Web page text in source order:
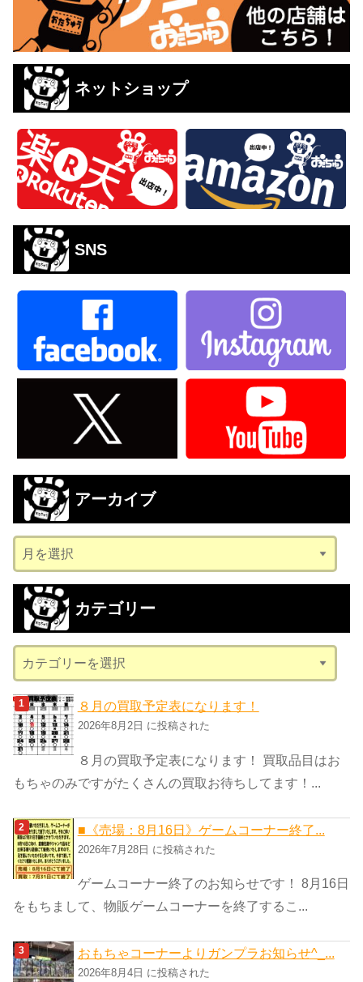
ネットショップ
SNS
アーカイブ
ー
カ
ブ
カテゴリー
テ
ゴ
リ
ー
８月の買取予定表になります！
2026年8月2日 に投稿された
８月の買取予定表になります！ 買取品目はお
もちゃのみですがたくさんの買取お待ちしてます！...
■《売場：8月16日》ゲームコーナー終了...
2026年7月28日 に投稿された
ゲームコーナー終了のお知らせです！ 8月16日
をもちまして、物販ゲームコーナーを終了するこ...
おもちゃコーナーよりガンプラお知らせ^_...
2026年8月4日 に投稿された